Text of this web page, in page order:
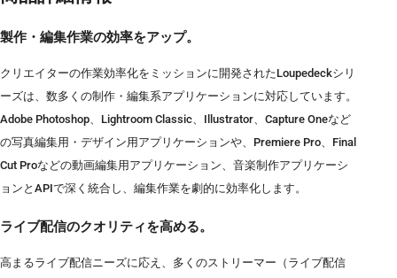
製作・編集作業の効率をアップ。
クリエイターの作業効率化をミッションに開発されたLoupedeckシリ
ーズは、数多くの制作・編集系アプリケーションに対応しています。
Adobe Photoshop、Lightroom Classic、Illustrator、Capture Oneなど
の写真編集用・デザイン用アプリケーションや、Premiere Pro、Final
Cut Proなどの動画編集用アプリケーション、音楽制作アプリケーシ
ョンとAPIで深く統合し、編集作業を劇的に効率化します。
ライブ配信のクオリティを高める。
高まるライブ配信ニーズに応え、多くのストリーマー（ライブ配信